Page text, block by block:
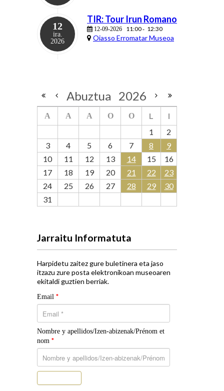
12
ira.
2026
TIR: Tour Irun Romano
12-09-2026 11:00- 12:30
Oiasso Erromatar Museoa
Abuztua 2026
A A A O O L
I
1
2
3
4 5 6 7 8
9
10
11 12 13 14 15
16
17
18 19 20 21 22
23
24
25 26 27 28 29
30
31
Jarraitu Informatuta
Harpidetu zaitez gure buletinera eta jaso
itzazu zure posta elektronikoan museoaren
ekitaldi guztien berriak.
Email *
Nombre y apellidos/Izen-abizenak/Prénom et
nom *